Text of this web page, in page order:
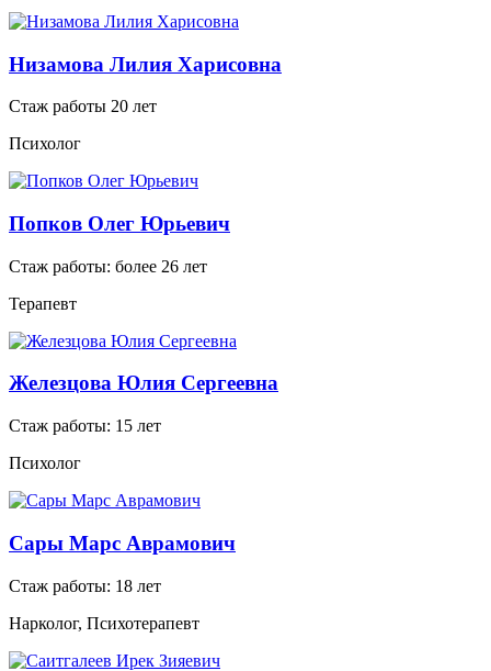
Низамова Лилия Харисовна
Стаж работы 20 лет
Психолог
Попков Олег Юрьевич
Стаж работы: более 26 лет
Терапевт
Железцова Юлия Сергеевна
Стаж работы: 15 лет
Психолог
Сары Марс Аврамович
Стаж работы: 18 лет
Нарколог, Психотерапевт